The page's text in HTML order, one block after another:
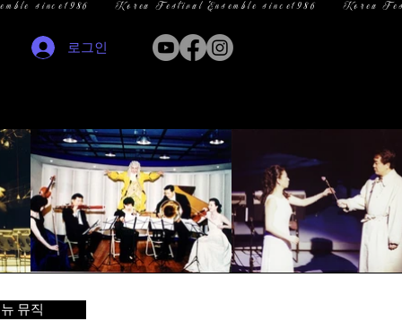
로그인
뉴 뮤직